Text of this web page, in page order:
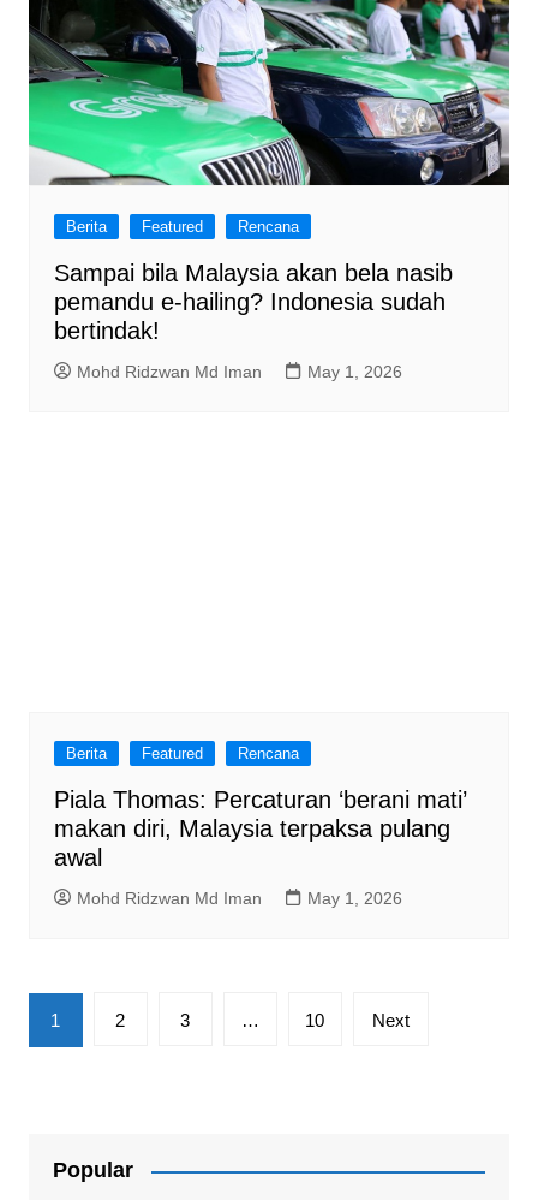
Berita Featured Rencana
Sampai bila Malaysia akan bela nasib
pemandu e-hailing? Indonesia sudah
bertindak!
Mohd Ridzwan Md Iman May 1, 2026
Berita Featured Rencana
Piala Thomas: Percaturan ‘berani mati’
makan diri, Malaysia terpaksa pulang
awal
Mohd Ridzwan Md Iman May 1, 2026
Posts
pagination
1 2 3 … 10 Next
Popular